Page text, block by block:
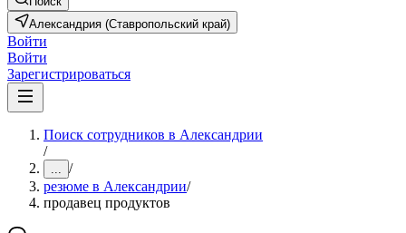
Александрия (Ставропольский край)
Войти
Войти
Зарегистрироваться
Поиск сотрудников в Александрии
/
... /
резюме в Александрии/
продавец продуктов